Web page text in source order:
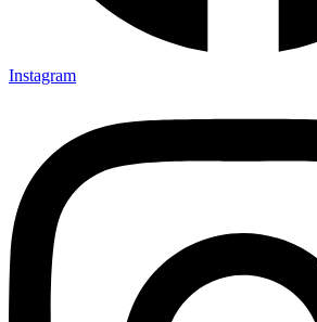
Instagram